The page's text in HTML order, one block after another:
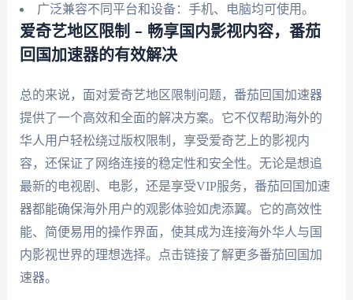
广泛兼容不同平台和设备：手机、电脑均可使用。
爱奇艺地区限制 – 畅享国内影视内容，番茄
回国加速器的有效解决
总的来说，面对爱奇艺地区限制问题，番茄回国加速器
提供了一个高效和全面的解决方案。它不仅帮助海外的
华人用户轻松绕过版权限制，享受爱奇艺上的影视内
容，还保证了网络连接的稳定性和安全性。无论是想追
最新的电视剧、电影，还是享受VIP服务，番茄回国加速
器都能确保海外用户的观影体验如虎添翼。它的高效性
能、简便易用的操作界面，使其成为连接海外华人与国
内影视世界的理想选择。点击链接了解更多番茄回国加
速器。